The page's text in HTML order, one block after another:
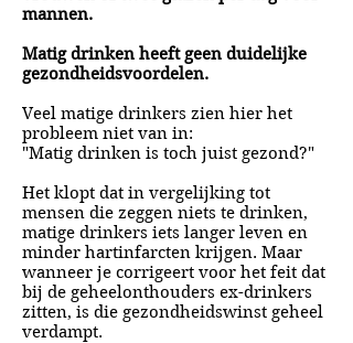
mannen.
Matig drinken heeft geen duidelijke
gezondheidsvoordelen.
Veel matige drinkers zien hier het
probleem niet van in:
"Matig drinken is toch juist gezond?"
Het klopt dat in vergelijking tot
mensen die zeggen niets te drinken,
matige drinkers iets langer leven en
minder hartinfarcten krijgen. Maar
wanneer je corrigeert voor het feit dat
bij de geheelonthouders ex-drinkers
zitten, is die gezondheidswinst geheel
verdampt.